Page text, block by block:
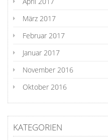
März 2017
Februar 2017
Januar 2017
November 2016
Oktober 2016
KATEGORIEN